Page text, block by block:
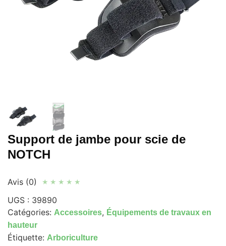
Support de jambe pour scie de
NOTCH
Avis (0) ★ ★ ★ ★ ★
UGS : 39890
Catégories: Accessoires, Équipements de travaux en
hauteur
Étiquette: Arboriculture